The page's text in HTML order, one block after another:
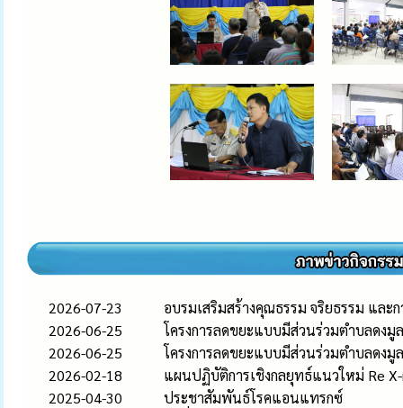
2026-07-23
อบรมเสริมสร้างคุณธรรม จริยธรรม แล
2026-06-25
โครงการลดขยะแบบมีส่วนร่วมตำบลดง
2026-06-25
โครงการลดขยะแบบมีส่วนร่วมตำบลดง
2026-02-18
แผนปฏิบัติการเชิงกลยุทธ์แนวใหม่ Re X-
2025-04-30
ประชาสัมพันธ์โรคแอนแทรกซ์